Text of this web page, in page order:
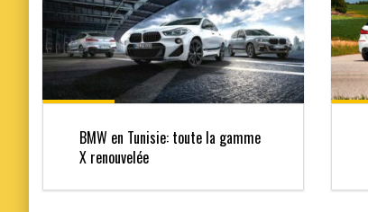
BMW en Tunisie: toute la gamme
X renouvelée